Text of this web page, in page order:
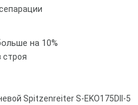
на 10%
строя
Spitzenreiter S-EKO175DII-5